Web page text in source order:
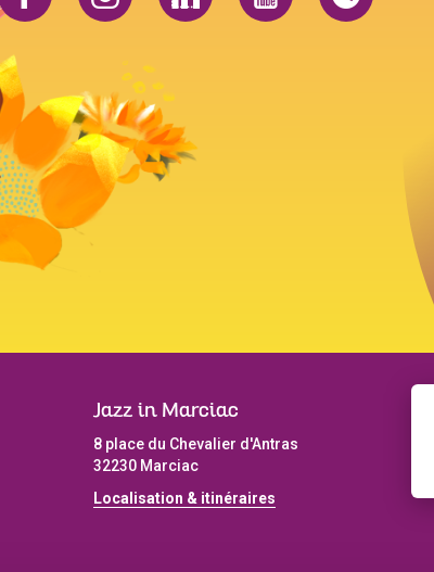
Jazz in Marciac
8 place du Chevalier d'Antras
32230 Marciac
Localisation & itinéraires